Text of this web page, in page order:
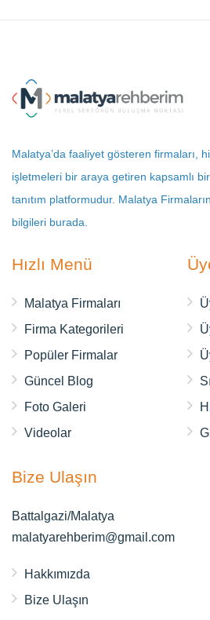
Malatya’da faaliyet gösteren firmaları,
işletmeleri bir araya getiren kapsamlı
tanıtım platformudur. Malatya
bilgileri burada.
Hızlı Menü
Malatya Firmaları
Firma Kategorileri
Popüler Firmalar
Güncel Blog
Foto Galeri
Videolar
Bize Ulaşın
Battalgazi/Malatya
malatyarehberim@gmail.com
Hakkımızda
Bize Ulaşın